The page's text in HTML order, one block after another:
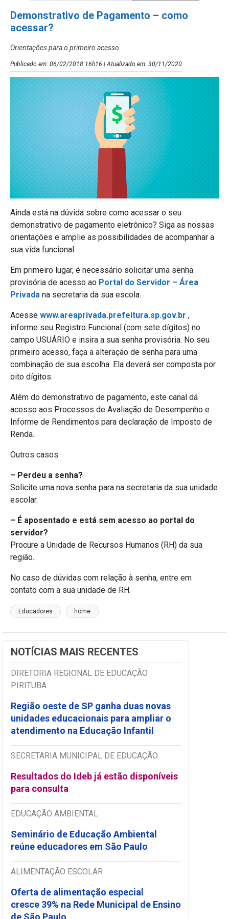
Demonstrativo de Pagamento – como
acessar?
Orientações para o primeiro acesso
Publicado em: 06/02/2018 16h16 | Atualizado em: 30/11/2020
Ainda está na dúvida sobre como acessar o seu
demonstrativo de pagamento eletrônico? Siga as nossas
orientações e amplie as possibilidades de acompanhar a
sua vida funcional.
Em primeiro lugar, é necessário solicitar uma senha
provisória de acesso ao Portal do Servidor – Área
Privada na secretaria da sua escola.
Acesse www.areaprivada.prefeitura.sp.gov.br ,
informe seu Registro Funcional (com sete dígitos) no
campo USUÁRIO e insira a sua senha provisória. No seu
primeiro acesso, faça a alteração de senha para uma
combinação de sua escolha. Ela deverá ser composta por
oito dígitos.
Além do demonstrativo de pagamento, este canal dá
acesso aos Processos de Avaliação de Desempenho e
Informe de Rendimentos para declaração de Imposto de
Renda.
Outros casos:
– Perdeu a senha?
Solicite uma nova senha para na secretaria da sua unidade
escolar.
– É aposentado e está sem acesso ao portal do
servidor?
Procure a Unidade de Recursos Humanos (RH) da sua
região.
No caso de dúvidas com relação à senha, entre em
contato com a sua unidade de RH.
Educadores home
NOTÍCIAS MAIS RECENTES
DIRETORIA REGIONAL DE EDUCAÇÃO
PIRITUBA
Região oeste de SP ganha duas novas
unidades educacionais para ampliar o
atendimento na Educação Infantil
SECRETARIA MUNICIPAL DE EDUCAÇÃO
Resultados do Ideb já estão disponíveis
para consulta
EDUCAÇÃO AMBIENTAL
Seminário de Educação Ambiental
reúne educadores em São Paulo
ALIMENTAÇÃO ESCOLAR
Oferta de alimentação especial
cresce 39% na Rede Municipal de Ensino
de São Paulo